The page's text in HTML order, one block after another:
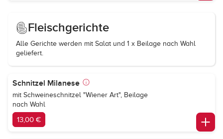
Fleischgerichte
Alle Gerichte werden mit Salat und 1 x Beilage nach Wahl
geliefert.
Schnitzel Milanese
mit Schweineschnitzel "Wiener Art", Beilage
nach Wahl
13,00 €